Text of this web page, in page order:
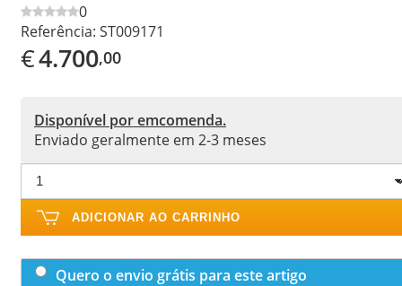
0
Referência: ST009171
€4.700,00
Disponível por emcomenda.
Enviado geralmente em 2-3 meses
ADICIONAR AO CARRINHO
Quero o envio grátis para este artigo